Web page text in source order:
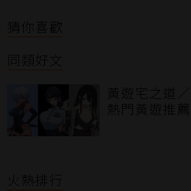
猜你喜歡
同類好文
黃遊宅之道
熱門黃遊推
火熱排行